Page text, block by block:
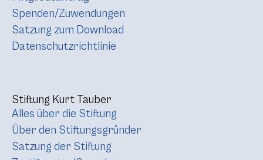
Spenden/Zuwendungen
Satzung zum Download
Datenschutzrichtlinie
Stiftung Kurt Tauber
Alles über die Stiftung
Über den Stiftungsgründer
Satzung der Stiftung